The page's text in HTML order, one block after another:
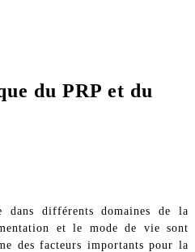
du PRP et du
dans différents domaines de la
et le mode de vie sont
des facteurs importants pour la